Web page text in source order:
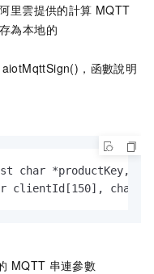
里雲提供的計算 MQTT
為本地的
aiotMqttSign() ，函數說明
char *productKey,
clientId[150], char
MQTT 串連參數